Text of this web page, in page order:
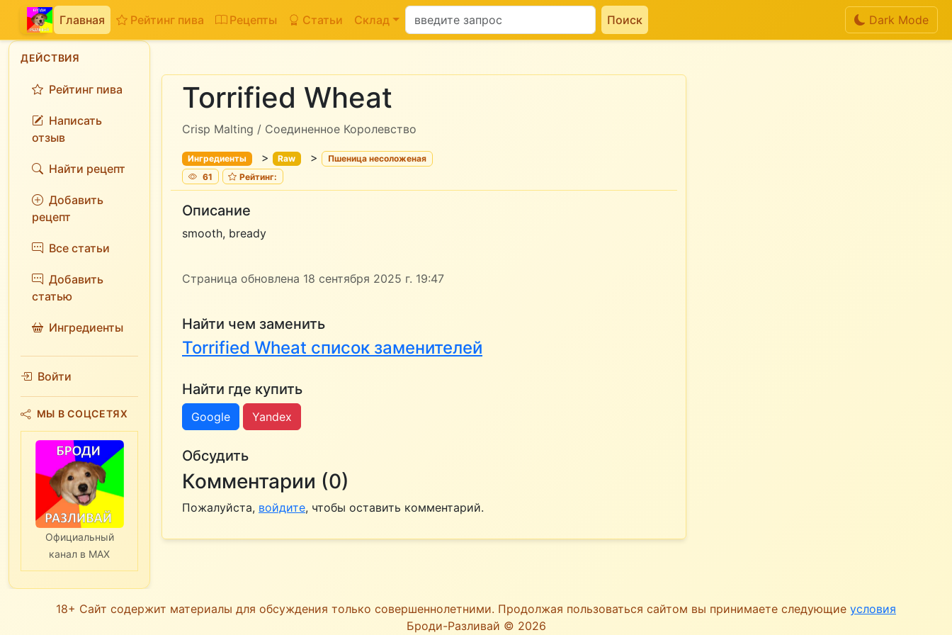
Главная Рейтинг пива Рецепты Статьи Склад Поиск Dark Mode
ДЕЙСТВИЯ
Рейтинг пива
Написать
отзыв
Найти рецепт
Добавить
рецепт
Все статьи
Добавить
статью
Ингредиенты
Войти
МЫ В СОЦСЕТЯХ
Официальный
канал в MAX
Torrified Wheat
Crisp Malting / Соединенное Королевство
Ингредиенты > Raw >
Пшеница несоложеная
61
Рейтинг:
Описание
smooth, bready
Страница обновлена 18 сентября 2025 г. 19:47
Найти чем заменить
Torrified Wheat список заменителей
Найти где купить
Google Yandex
Обсудить
Комментарии (0)
Пожалуйста, войдите, чтобы оставить комментарий.
18+ Сайт содержит материалы для обсуждения только совершеннолетними. Продолжая пользоваться сайтом вы принимаете следующие условия
Броди-Разливай © 2026